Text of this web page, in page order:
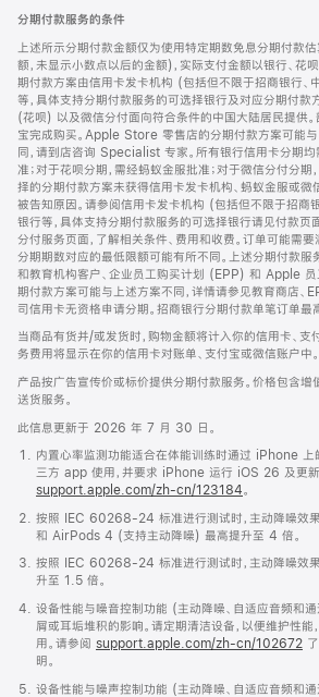
窗
口
中
打
开)
分期付款服务的条件
上述所示分期付款金额仅为使用特定期数免息分期付款
额，未显示小数点以后的金额)，实际支付金额以银行、花
期付款方案由信用卡发卡机构 (包括但不限于招商银行、
等，具体支持分期付款服务的可选择银行及对应分期付款
(花呗) 以及微信分付面向符合条件的中国大陆居民提供
宝完成购买。Apple Store 零售店的分期付款方案可能
同，请到店咨询 Specialist 专家。所有银行信用卡分期
准；对于花呗分期，需经蚂蚁金服批准；对于微信分付分期
择的分期付款方案未获得信用卡发卡机构、蚂蚁金服或微
被告知原因。请参阅信用卡发卡机构 (包括但不限于招商
银行等，具体支持分期付款服务的可选择银行请见付款页
分付服务页面，了解相关条件、费用和收费。订单可能需
分期期数对应的最低限额可能有所不同。上述分期付款服
和教育机构客户、企业员工购买计划 (EPP) 和 Apple
期付款方案可能与上述方案不同，详情请参见教育商店、
司信用卡无资格申请分期。招商银行分期付款单笔订单
当商品有货并/或发货时，购物金额将计入你的信用卡、支
务费用将显示在你的信用卡对账单、支付宝或微信账户中。
产品按广告宣传价或标价提供分期付款服务。价格包含增
送货服务。
此信息更新于 2026 年 7 月 30 日。
内置心率监测功能适合在体能训练时通过 iPhone
三方 app 使用，并要求 iPhone 运行 iOS 26 及更新
support.apple.com/zh-cn/123184。
按照 IEC 60268-24 标准进行测试时，主动降噪效
和 AirPods 4 (支持主动降噪) 最高提升至 4 倍。
按照 IEC 60268-24 标准进行测试时，主动降噪效
升至 1.5 倍。
设备性能与噪音控制功能 (主动降噪、自适应音频和
屑或耳垢堆积的影响。请定期清洁设备，以便维护性能
用。请参阅 support.apple.com/zh-cn/102672
明。
设备性能与噪声控制功能 (主动降噪、自适应音频和